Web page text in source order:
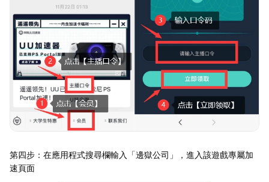
第四步：在應用程式搜尋欄輸入「邊獄公司」，進入該遊戲專屬加
速頁面